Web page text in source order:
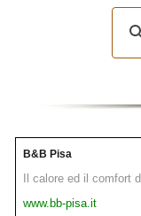
B&B Pisa
Il calore ed il comfort
www.bb-pisa.it